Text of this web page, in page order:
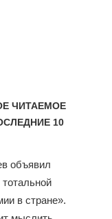
ЧИТАЕМОЕ
10
объявил
в стране».